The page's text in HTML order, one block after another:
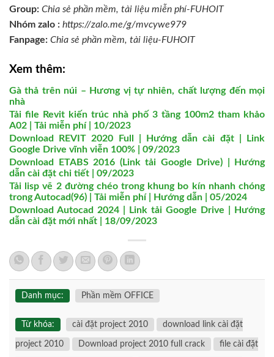
Group: Chia sẻ phần mềm, tài liệu miễn phí-FUHOIT
Nhóm zalo : https://zalo.me/g/mvcywe979
Fanpage: Chia sẻ phần mềm, tài liệu-FUHOIT
Xem thêm:
Gà thả trên núi – Hương vị tự nhiên, chất lượng đến mọi
nhà
Tải file Revit kiến trúc nhà phố 3 tầng 100m2 tham khảo
A02 | Tải miễn phí | 10/2023
Download REVIT 2020 Full | Hướng dẫn cài đặt | Link
Google Drive vĩnh viễn 100% | 09/2023
Download ETABS 2016 (Link tải Google Drive) | Hướng
dẫn cài đặt chi tiết | 09/2023
Tải lisp vẽ 2 đường chéo trong khung bo kín nhanh chóng
trong Autocad(96) | Tải miễn phí | Hướng dẫn | 05/2024
Download Autocad 2024 | Link tải Google Drive | Hướng
dẫn cài đặt mới nhất | 18/09/2023
Danh mục: Phần mềm OFFICE
Từ khóa: cài đặt project 2010 download link cài đặt
project 2010 Download project 2010 full crack file cài đặt